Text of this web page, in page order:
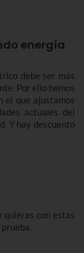
energía
debe ser más
Por ello hemos
el que ajustamos
actuales del
Y hay descuento
quieras con estas